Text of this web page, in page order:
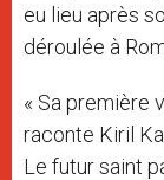
eu lieu après
déroulée à
« Sa première
raconte Kiril
Le futur saint